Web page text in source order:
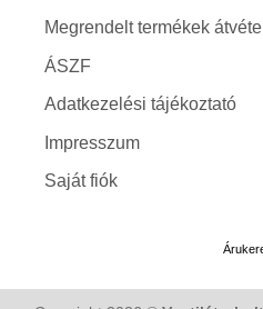
Megrendelt termékek
ÁSZF
Adatkezelési tájékoztató
Impresszum
Saját fiók